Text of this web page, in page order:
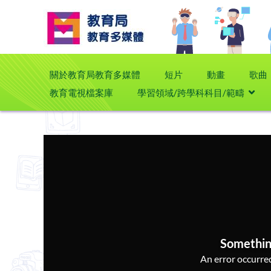
關於教育局教育多媒體 短片 動畫
歌曲
教育電視檔案庫
學習領域/跨學科科目/範疇
An error